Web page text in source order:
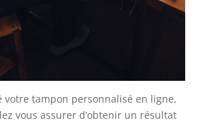
votre tampon personnalisé en ligne,
vous assurer d’obtenir un résultat